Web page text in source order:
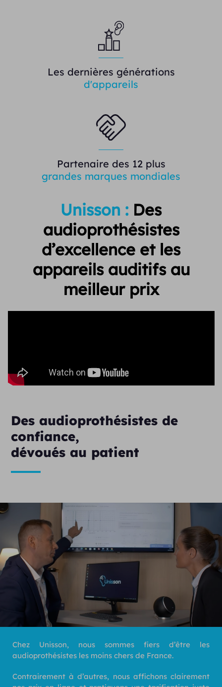
Les dernières générations
d'appareils
Partenaire des 12 plus
grandes marques mondiales
Unisson : Des
audioprothésistes
d’excellence etles
appareils auditifs au
meilleur prix
Des audioprothésistes de
confiance,
dévoués au patient
Chez Unisson, nous sommes fiers d’être les
audioprothésistes les moins chers de France.
Contrairement à d’autres, nous affichons clairement